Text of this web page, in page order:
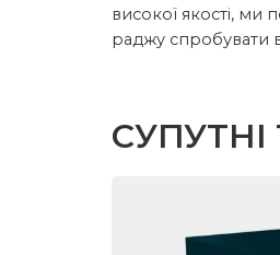
високої якості, ми
раджу спробувати